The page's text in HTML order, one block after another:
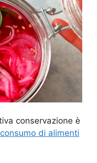
conservazione è
di alimenti